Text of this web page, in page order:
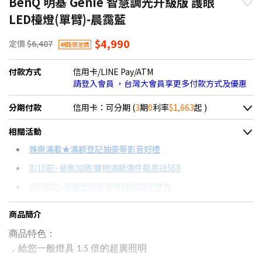
LED檯燈(單臂)-晨靄藍
定價 $6,487 網路限定價 $4,990
付款方式
信用卡/LINE Pay/ATM
請登入會員 ，台灣大會員享更多付款方式及優惠
分期付款 信用卡：可分期 (3期0利率$1,663起 )
＊實際可分期數、適用利率，請以購物車顯示為主
信用卡分期
分期數
12期
每期金額
$444
配合銀行/業者
相關活動
娛樂滿載★滿額登記抽豪華影音好禮
8/10前~爸氣加碼 購物滿額滿件最高送$68
8月限定~首購登記最高領$888電子禮券
8/15前~指定購物滿額最高回饋25%
更多信用卡分期0利率滿額享回饋
商品簡介
商品特色：
．給您一般燈具 1.5 倍的超廣照明